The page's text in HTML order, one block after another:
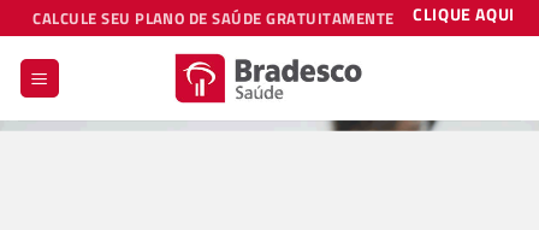
Skip
to
content
CALCULE SEU PLANO DE SAÚDE GRATUITAMENTE CLIQUE AQUI